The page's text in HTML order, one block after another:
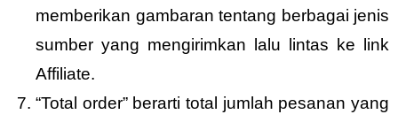
memberikan gambaran tentang berbagai jenis
sumber yang mengirimkan lalu lintas ke link
Affiliate.
“Total order” berarti total jumlah pesanan yang